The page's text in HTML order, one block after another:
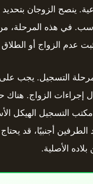
ينصح الزوجان
في هذه المرحلة،
عدم الزواج أو
مرحلة التسجيل. يجب
الزواج. هناك
مكتب التسجيل
الطرفين أجنبيًا، قد
الأصلية.